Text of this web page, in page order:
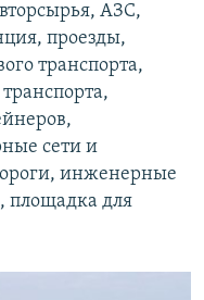
АЗС,
проезды,
транспорта,
сети и
инженерные
площадка для